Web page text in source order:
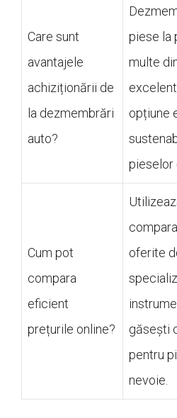
Care sunt
avantajele
achiziționării de
la dezmembrări
auto?
piese la
multe
opțiune
pieselor
Cum pot
compara
eficient
prețurile online?
oferite
găsești
pentru
nevoie.